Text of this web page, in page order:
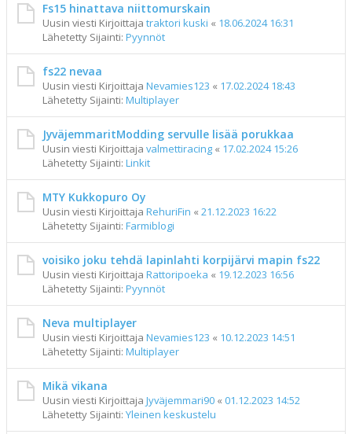
Fs15 hinattava niittomurskain
Uusin viesti Kirjoittaja traktori kuski « 18.06.2024 16:31
Lähetetty Sijainti: Pyynnöt
fs22 nevaa
Uusin viesti Kirjoittaja Nevamies123 « 17.02.2024 18:43
Lähetetty Sijainti: Multiplayer
JyväjemmaritModding servulle lisää porukkaa
Uusin viesti Kirjoittaja valmettiracing « 17.02.2024 15:26
Lähetetty Sijainti: Linkit
MTY Kukkopuro Oy
Uusin viesti Kirjoittaja RehuriFin « 21.12.2023 16:22
Lähetetty Sijainti: Farmiblogi
voisiko joku tehdä lapinlahti korpijärvi mapin fs22
Uusin viesti Kirjoittaja Rattoripoeka « 19.12.2023 16:56
Lähetetty Sijainti: Pyynnöt
Neva multiplayer
Uusin viesti Kirjoittaja Nevamies123 « 10.12.2023 14:51
Lähetetty Sijainti: Multiplayer
Mikä vikana
Uusin viesti Kirjoittaja Jyväjemmari90 « 01.12.2023 14:52
Lähetetty Sijainti: Yleinen keskustelu